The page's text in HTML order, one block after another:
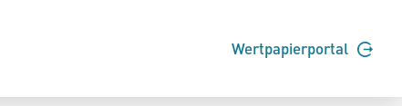
Wertpapierportal